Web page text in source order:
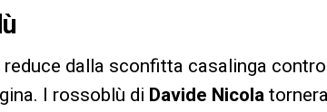
reduce dalla sconfitta casalinga contro
I rossoblù di Davide Nicola